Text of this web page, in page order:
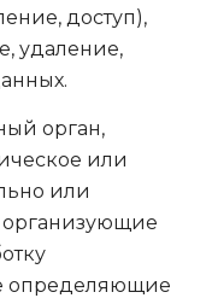
доступ),
удаление,
орган,
или
или
определяющие